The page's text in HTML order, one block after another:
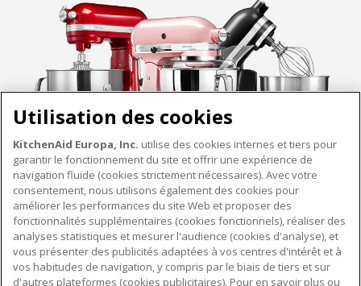
À PROPOS DE KITCHENAID
À propos de KitchenAid
Histoire de la marque
NOS PRODUITS
Utilisation des cookies
KitchenAid Europa, Inc. utilise des cookies internes et tiers pour
garantir le fonctionnement du site et offrir une expérience de
navigation fluide (cookies strictement nécessaires). Avec votre
consentement, nous utilisons également des cookies pour
améliorer les performances du site Web et proposer des
fonctionnalités supplémentaires (cookies fonctionnels), réaliser des
analyses statistiques et mesurer l'audience (cookies d'analyse), et
vous présenter des publicités adaptées à vos centres d'intérêt et à
vos habitudes de navigation, y compris par le biais de tiers et sur
d'autres plateformes (cookies publicitaires). Pour en savoir plus ou